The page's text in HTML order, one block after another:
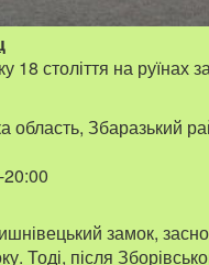
18 століття на руїнах
область, Збаразький
замок,
Тоді, після